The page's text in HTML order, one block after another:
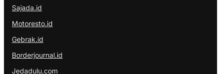
Sajada.id
Motoresto.id
Gebrak.id
Borderjournal.id
Jedadulu.com